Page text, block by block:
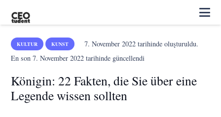
KULTUR KUNST 7. November 2022tarihinde oluşturuldu.
En son7. November 2022 tarihinde güncellendi
Königin: 22 Fakten, die Sie über eine
Legende wissen sollten